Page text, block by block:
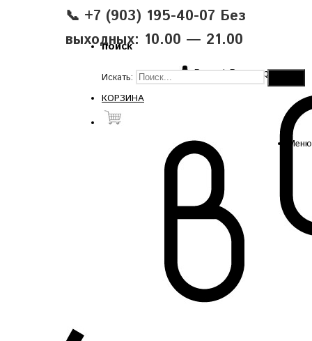
📞 +7 (903) 195-40-07 Без
выходных: 10.00 — 21.00
Вход|Регистрация
поиск
Искать:
КОРЗИНА
Меню